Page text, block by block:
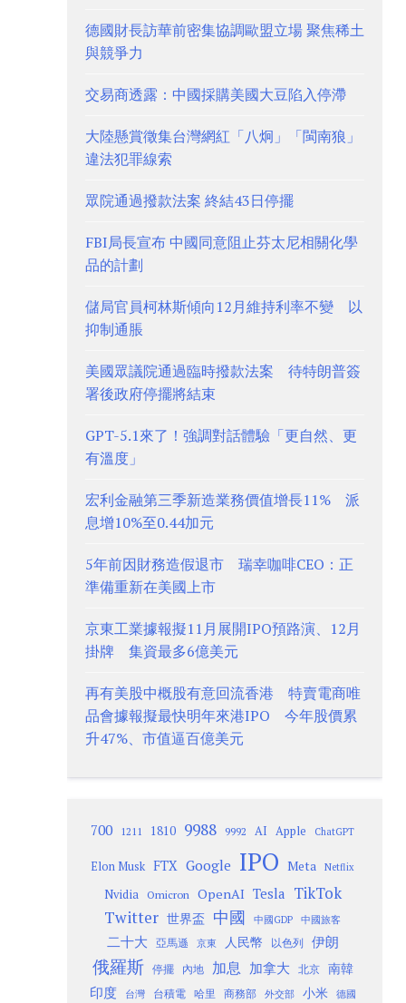
德國財長訪華前密集協調歐盟立場 聚焦稀土
與競爭力
交易商透露：中國採購美國大豆陷入停滯
大陸懸賞徵集台灣網紅「八炯」「閩南狼」
違法犯罪線索
眾院通過撥款法案 終結43日停擺
FBI局長宣布 中國同意阻止芬太尼相關化學
品的計劃
儲局官員柯林斯傾向12月維持利率不變 以
抑制通脹
美國眾議院通過臨時撥款法案 待特朗普簽
署後政府停擺將結束
GPT-5.1來了！強調對話體驗「更自然、更
有溫度」
宏利金融第三季新造業務價值增長11% 派
息增10%至0.44加元
5年前因財務造假退市 瑞幸咖啡CEO：正
準備重新在美國上市
京東工業據報擬11月展開IPO預路演、12月
掛牌 集資最多6億美元
再有美股中概股有意回流香港 特賣電商唯
品會據報擬最快明年來港IPO 今年股價累
升47%、市值逼百億美元
700 1211 1810 9988 9992 AI Apple ChatGPT
Elon Musk FTX Google IPO Meta Netflix
Nvidia Omicron OpenAI Tesla TikTok
Twitter 世界盃 中國 中國GDP 中國旅客
二十大 亞馬遜 京東 人民幣 以色列 伊朗
俄羅斯 停擺 內地 加息 加拿大 北京
南韓
印度
台灣 台積電 哈里 商務部 外交部 小米 德國